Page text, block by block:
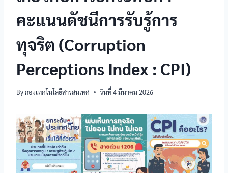
คะแนนดัชนีการรับรู้การ
ทุจริต (Corruption
Perceptions Index : CPI)
Byกองเทคโนโลยีสารสนเทศ วันที่ 4 มีนาคม 2026